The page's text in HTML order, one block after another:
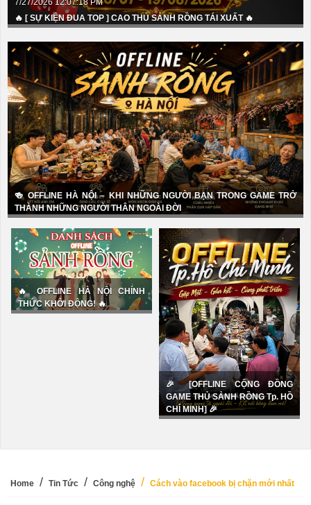
Tiến lên miền nam
Chắn
Tá lả - Phỏm
Binh chợ lớn
Liêng
Poker
Cờ tướng
7/27/2026 12:07:18 PM
🔥 [ SỰ KIỆN ĐUA TOP ] CAO THỦ SẢNH RỒNG TÁI XUẤT 🔥
🍻 OFFLINE HÀ NỘI – KHI NHỮNG NGƯỜI BẠN TRONG GAME TRỞ
THÀNH NHỮNG NGƯỜI THÂN NGOÀI ĐỜI
🔥 OFFLINE HÀ NỘI CHÍNH
THỨC KHỞI ĐỘNG! 🔥
🎉 [OFFLINE CỘNG ĐỒNG
GAME THỦ SẢNH RỒNG Tp. HỒ
CHÍ MINH] 🎉
Home Tin Tức Công nghệ Cách vào facebook bị chặn mới nhất